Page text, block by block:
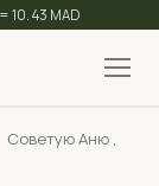
10.43 MAD
Найти ✕
Советую Аню ,